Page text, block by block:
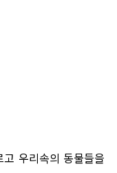
우리속의 동물들을